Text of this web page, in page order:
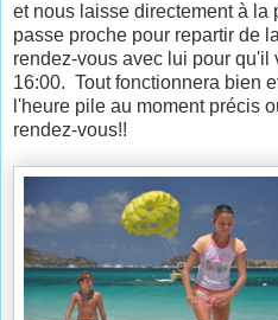
et nous laisse directement à
passe proche pour repartir de
rendez-vous avec lui pour qu'il
16:00. Tout fonctionnera bien
l'heure pile au moment précis
rendez-vous!!